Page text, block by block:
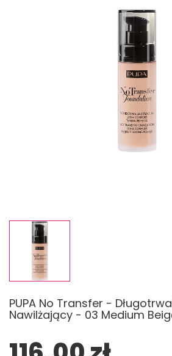
PUPA No Transfer -
Nawilżający - 03 Medium